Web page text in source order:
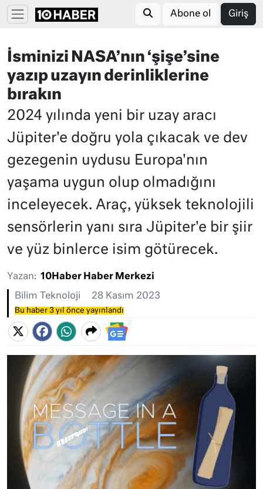
Abone ol Giriş
İsminizi NASA’nın ‘şişe’sine
yazıp uzayın derinliklerine
bırakın
2024 yılında yeni bir uzay aracı
Jüpiter'e doğru yola çıkacak ve dev
gezegenin uydusu Europa'nın
yaşama uygun olup olmadığını
inceleyecek. Araç, yüksek teknolojili
sensörlerin yanı sıra Jüpiter'e bir şiir
ve yüz binlerce isim götürecek.
Yazan: 10Haber Haber Merkezi
Bilim Teknoloji 28 Kasım 2023
Bu haber 3 yıl önce yayınlandı